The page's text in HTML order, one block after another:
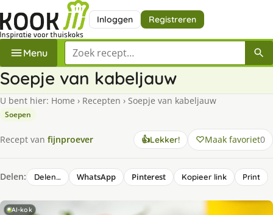
Inloggen Registreren
Menu Zoek een recept
Soepje van kabeljauw
U bent hier: Home › Recepten › Soepje van kabeljauw
Soepen
Recept van fijnproever 👍Lekker! Maak favoriet0
Delen: Delen… WhatsApp Pinterest Kopieer link Print
AI-kok